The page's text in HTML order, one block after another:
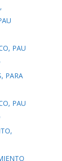
PAU
PARA
PAU